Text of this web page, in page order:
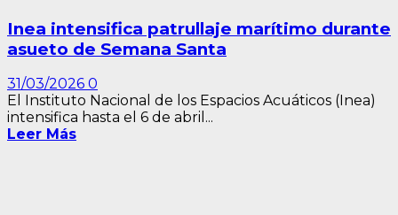
Inea intensifica patrullaje marítimo durante
asueto de Semana Santa
31/03/2026 0
El Instituto Nacional de los Espacios Acuáticos (Inea)
intensifica hasta el 6 de abril...
Leer Más